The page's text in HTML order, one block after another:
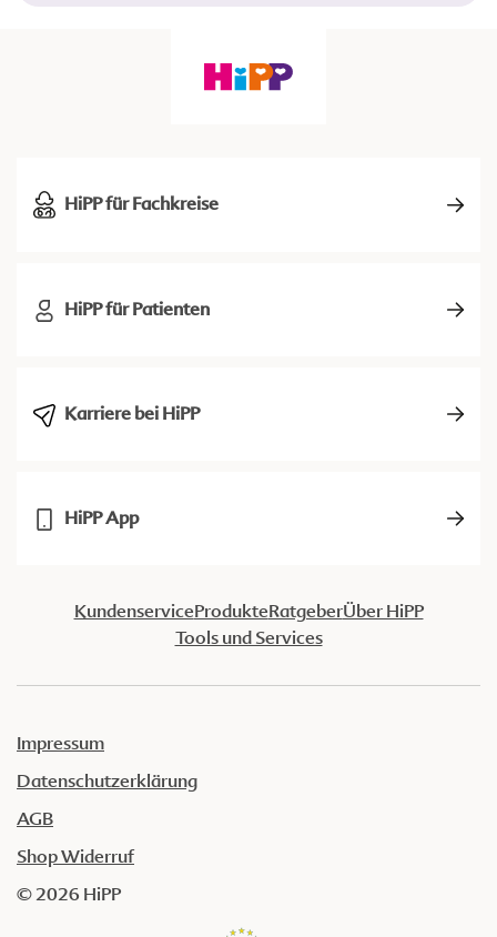
HiPP für Fachkreise
HiPP für Patienten
Karriere bei HiPP
HiPP App
KundenserviceProdukteRatgeberÜber HiPP
Tools und Services
Impressum
Datenschutzerklärung
AGB
Shop Widerruf
© 2026 HiPP